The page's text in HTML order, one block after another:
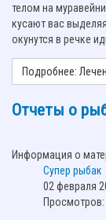
телом на
кусают вас
окунутся в речке
Подробнее:
Отчеты о
Информация о
Супер рыбак
02 февраля
Просмотров: